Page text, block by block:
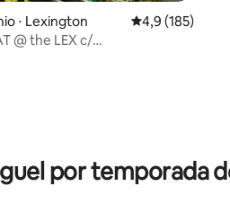
de 5, 263 avaliações
⋅ Lexington 4,9 de uma
4,9 (185)
@ the LEX c/
por temporada